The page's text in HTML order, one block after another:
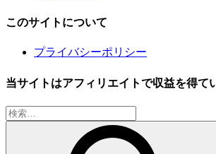
このサイトについて
プライバシーポリシー
当サイトはアフィリエイトで収益を得て
検
索: